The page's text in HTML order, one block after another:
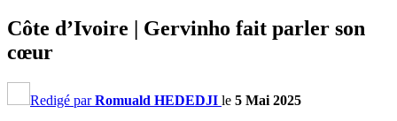
Côte d’Ivoire | Gervinho fait parler son
cœur
Redigé parRomuald HEDEDJI le 5 Mai 2025